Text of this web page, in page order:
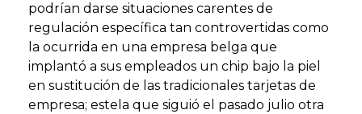
podrían darse situaciones carentes de
regulación específica tan controvertidas como
la ocurrida en una empresa belga que
implantó a sus empleados un chip bajo la piel
en sustitución de las tradicionales tarjetas de
empresa; estela que siguió el pasado julio otra